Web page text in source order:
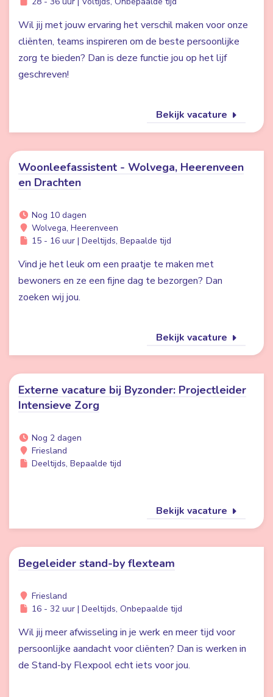
Wil jij met jouw ervaring het verschil maken voor onze
cliënten, teams inspireren om de beste persoonlijke
zorg te bieden? Dan is deze functie jou op het lijf
geschreven!
Bekijk vacature
Woonleefassistent - Wolvega, Heerenveen
en Drachten
Nog 10 dagen
Wolvega, Heerenveen
15 - 16 uur | Deeltijds, Bepaalde tijd
Vind je het leuk om een praatje te maken met
bewoners en ze een fijne dag te bezorgen? Dan
zoeken wij jou.
Bekijk vacature
Externe vacature bij Byzonder: Projectleider
Intensieve Zorg
Nog 2 dagen
Friesland
Deeltijds, Bepaalde tijd
Bekijk vacature
Begeleider stand-by flexteam
Friesland
16 - 32 uur | Deeltijds, Onbepaalde tijd
Wil jij meer afwisseling in je werk en meer tijd voor
persoonlijke aandacht voor cliënten? Dan is werken in
de Stand-by Flexpool echt iets voor jou.